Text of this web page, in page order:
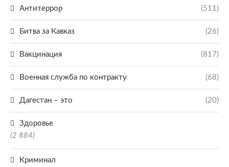
Антитеррор (511)
Битва за Кавказ (26)
Вакцинация (817)
Военная служба по контракту (68)
Дагестан – это (20)
Здоровье
(2 884)
Криминал